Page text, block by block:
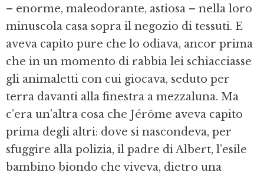
– enorme, maleodorante, astiosa – nella loro
minuscola casa sopra il negozio di tessuti. E
aveva capito pure che lo odiava, ancor prima
che in un momento di rabbia lei schiacciasse
gli animaletti con cui giocava, seduto per
terra davanti alla finestra a mezzaluna. Ma
c’era un’altra cosa che Jérôme aveva capito
prima degli altri: dove si nascondeva, per
sfuggire alla polizia, il padre di Albert, l’esile
bambino biondo che viveva, dietro una